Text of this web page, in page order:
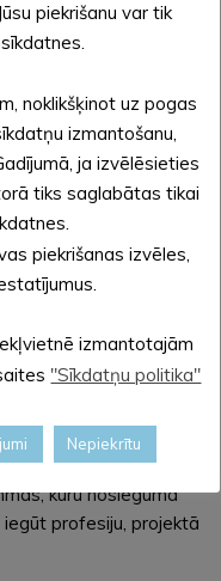
varēs apgūt
izglītības
iedzīvotāji
nepabeigtu izglītību,
atvaļinājumā un ir
pensionāri.
nodarbinātie ar
līmeni.
divas reizes
taču jāņem vērā, ka
izglītības
8.pieteikšanās
tikai vienai
apgūt
kuru noslēgumā
profesiju, projektā
piekrišanu var tik
noklikšķinot uz pogas
izmantošanu,
ja izvēlēsieties
tiks saglabātas tikai
piekrišanas izvēles,
izmantotajām
"Sīkdatņu politika"
Nepiekrītu